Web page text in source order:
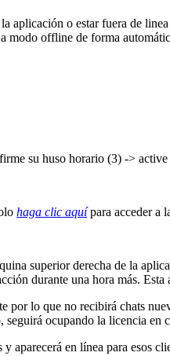
o estar fuera de
offline de forma
su huso horario (3) ->
haga clic aquípara acceder a
superior derecha de la
durante una hora más.
lo que no recibirá chats
ocupando la licencia en
en línea para esos